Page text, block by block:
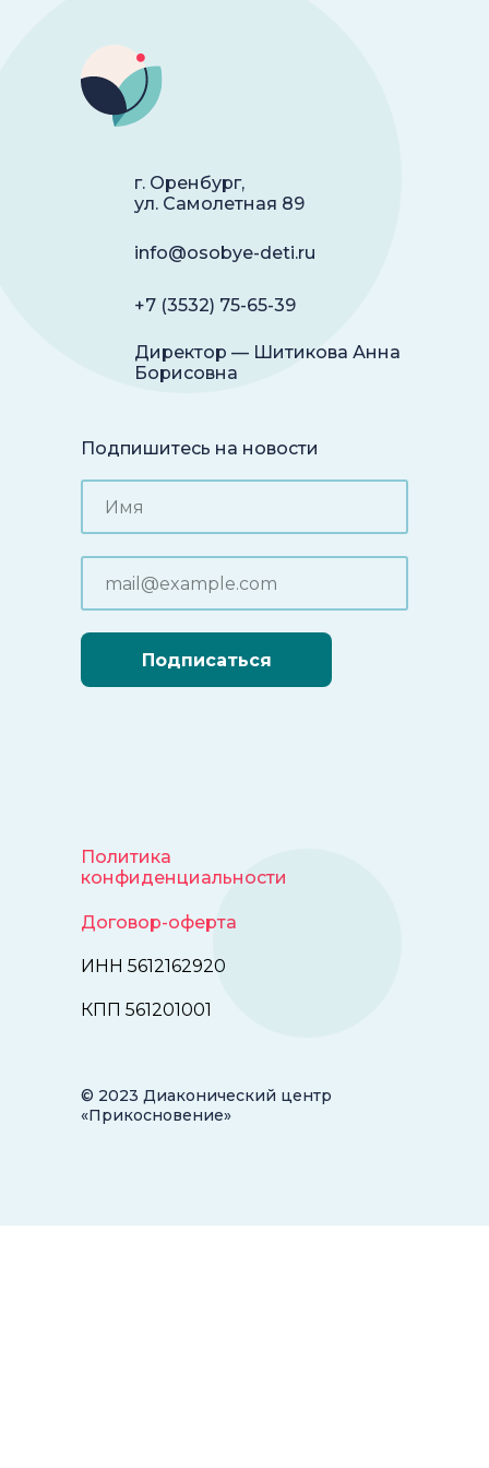
Директор — Шитикова Анна
Борисовна
+7 (3532) 75-65-39
info@osobye-deti.ru
г. Оренбург,
ул. Самолетная 89
Подписаться
Подпишитесь на новости
© 2023 Диаконический центр
«Прикосновение»
Политика
конфиденциальности
Договор-оферта
ИНН 5612162920
КПП 561201001